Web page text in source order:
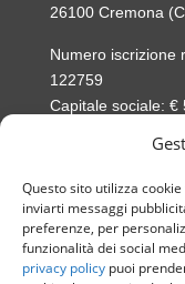
Questo sito utilizza
inviarti messaggi
preferenze, per
funzionalità dei social
privacy policy puoi
26100 Cremona
Numero iscrizione
122759
Capitale sociale: €
+39 0372
 Scrivici
sti@sti-